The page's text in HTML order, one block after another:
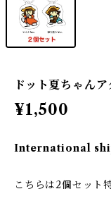
ドット夏ちゃん
¥1,500
International
こちらは2個セット